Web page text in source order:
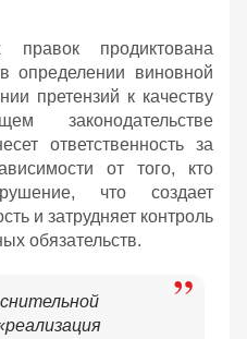
правок продиктована
определении виновной
претензий к качеству
законодательстве
ответственность за
от того, кто
что создает
и затрудняет контроль
обязательств.